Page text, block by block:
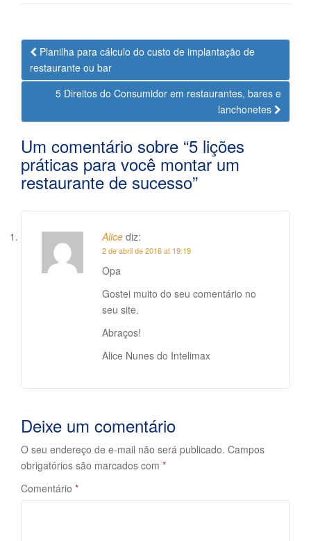
Navegação
da
Postagem
Planilha para cálculo do custo de implantação de
restaurante ou bar
5 Direitos do Consumidor em restaurantes, bares e
lanchonetes
Um comentário sobre “5 lições
práticas para você montar um
restaurante de sucesso”
Alice diz:
2 de abril de 2016 at 19:19
Opa
Gostei muito do seu comentário no
seu site.
Abraços!
Alice Nunes do Intelimax
Deixe um comentário
O seu endereço de e-mail não será publicado. Campos
obrigatórios são marcados com *
Comentário *